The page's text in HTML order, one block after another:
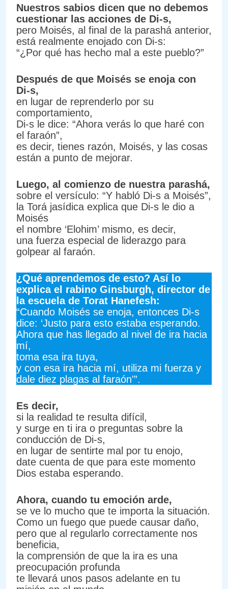
Nuestros sabios dicen que no debemos
cuestionar las acciones de Di-s,
pero Moisés, al final de la parashá anterior,
está realmente enojado con Di-s:
“¿Por qué has hecho mal a este pueblo?”
Después de que Moisés se enoja con
Di-s,
en lugar de reprenderlo por su
comportamiento,
Di-s le dice: “Ahora verás lo que haré con
el faraón”,
es decir, tienes razón, Moisés, y las cosas
están a punto de mejorar.
Luego, al comienzo de nuestra parashá,
sobre el versículo: “Y habló Di-s a Moisés”,
la Torá jasídica explica que Di-s le dio a
Moisés
el nombre ‘Elohim’ mismo, es decir,
una fuerza especial de liderazgo para
golpear al faraón.
¿Qué aprendemos de esto? Así lo
explica el rabino Ginsburgh, director de
la escuela de Torat Hanefesh:
“Cuando Moisés se enoja, entonces Di-s
dice: ‘Justo para esto estaba esperando.
Ahora que has llegado al nivel de ira hacia
mí,
toma esa ira tuya,
y con esa ira hacia mí, utiliza mi fuerza y
dale diez plagas al faraón'”.
Es decir,
si la realidad te resulta difícil,
y surge en ti ira o preguntas sobre la
conducción de Di-s,
en lugar de sentirte mal por tu enojo,
date cuenta de que para este momento
Dios estaba esperando.
Ahora, cuando tu emoción arde,
se ve lo mucho que te importa la situación.
Como un fuego que puede causar daño,
pero que al regularlo correctamente nos
beneficia,
la comprensión de que la ira es una
preocupación profunda
te llevará unos pasos adelante en tu